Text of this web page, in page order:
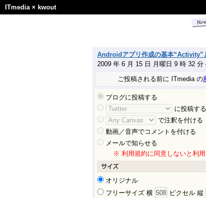
ITmedia× kwout
Androidアプリ作成の基本“Activity”
2009 年 6 月 15 日 月曜日 9 時 32 分
ご投稿される前に ITmedia の
ブログに投稿する
に投稿する
で注釈を付ける
動画／音声でコメントを付ける
メールで知らせる
※ 利用規約に同意しないと利用
オリジナル
フリーサイズ 横
ピクセル 縦